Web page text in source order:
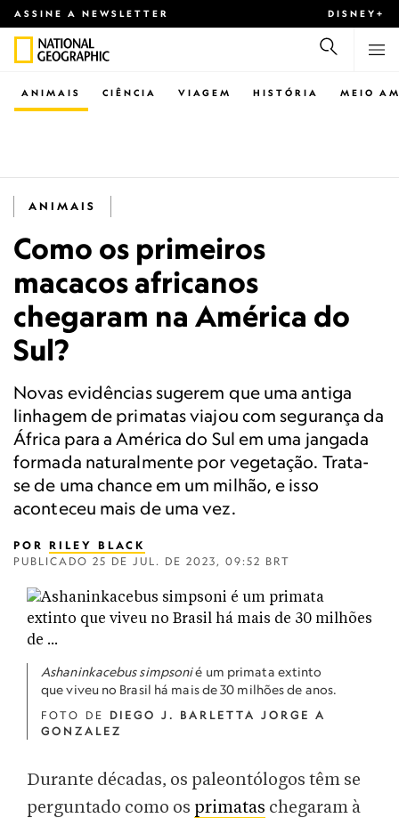
ASSINE A NEWSLETTER DISNEY+
CIÊNCIA VIAGEM
ANIMAIS HISTÓRIA MEIO
ANIMAIS
Como os primeiros
macacos africanos
chegaram na América do
Sul?
Novas evidências sugerem que uma antiga
linhagem de primatas viajou com segurança da
África para a América do Sul em uma jangada
formada naturalmente por vegetação. Trata-
se de uma chance em um milhão, e isso
aconteceu mais de uma vez.
POR RILEY BLACK
PUBLICADO 25 DE JUL. DE 2023, 09:52 BRT
Ashaninkacebus simpsonié um primata extinto
que viveu no Brasil há mais de 30 milhões de anos.
FOTO DE DIEGO J. BARLETTA JORGE A
GONZALEZ
Durante décadas, os paleontólogos têm se
perguntado como os primatas chegaram à